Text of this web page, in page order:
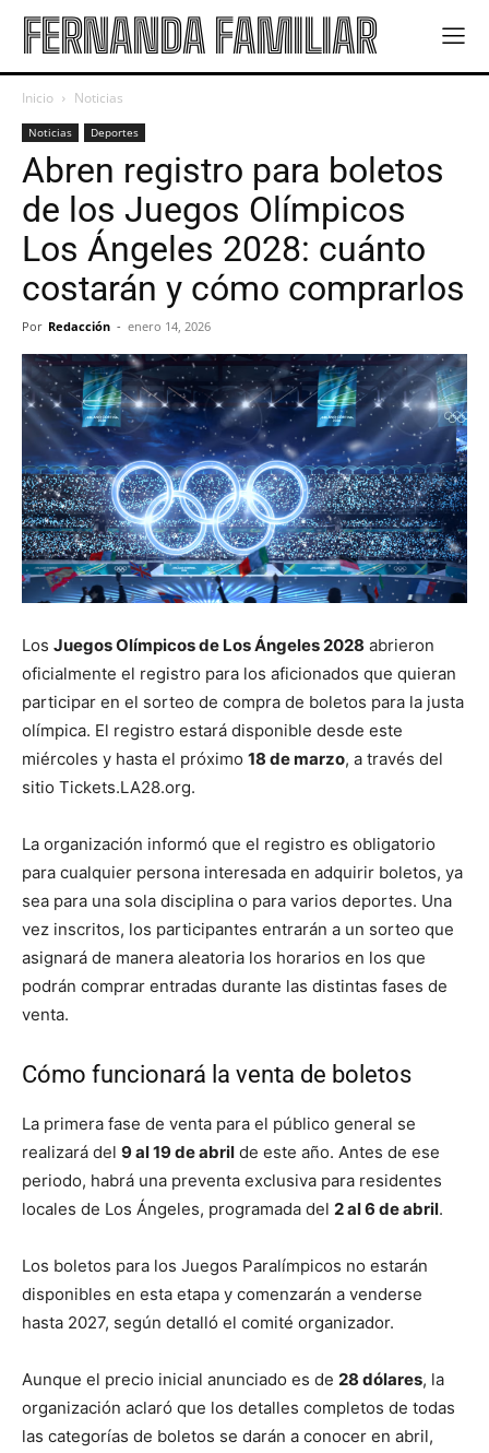
FERNANDA FAMILIAR
Inicio Noticias
Noticias Deportes
Abren registro para boletos
de los Juegos Olímpicos
Los Ángeles 2028: cuánto
costarán y cómo comprarlos
Por Redacción - enero 14, 2026
Los Juegos Olímpicos de Los Ángeles 2028 abrieron
oficialmente el registro para los aficionados que quieran
participar en el sorteo de compra de boletos para la justa
olímpica. El registro estará disponible desde este
miércoles y hasta el próximo 18 de marzo, a través del
sitio Tickets.LA28.org.
La organización informó que el registro es obligatorio
para cualquier persona interesada en adquirir boletos, ya
sea para una sola disciplina o para varios deportes. Una
vez inscritos, los participantes entrarán a un sorteo que
asignará de manera aleatoria los horarios en los que
podrán comprar entradas durante las distintas fases de
venta.
Cómo funcionará la venta de boletos
La primera fase de venta para el público general se
realizará del 9 al 19 de abril de este año. Antes de ese
periodo, habrá una preventa exclusiva para residentes
locales de Los Ángeles, programada del 2 al 6 de abril.
Los boletos para los Juegos Paralímpicos no estarán
disponibles en esta etapa y comenzarán a venderse
hasta 2027, según detalló el comité organizador.
Aunque el precio inicial anunciado es de 28 dólares, la
organización aclaró que los detalles completos de todas
las categorías de boletos se darán a conocer en abril,